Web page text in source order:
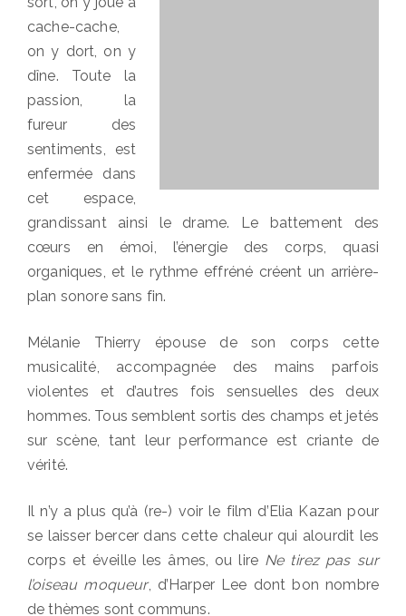
cache-cache,
on y dort, on y
dîne. Toute la
passion, la
fureur des
sentiments, est
enfermée dans
cet espace,
grandissant ainsi le drame. Le battement des
cœurs en émoi, l’énergie des corps, quasi
organiques, et le rythme effréné créent un arrière-
plan sonore sans fin.
Mélanie Thierry épouse de son corps cette
musicalité, accompagnée des mains parfois
violentes et d’autres fois sensuelles des deux
hommes. Tous semblent sortis des champs et jetés
sur scène, tant leur performance est criante de
vérité.
Il n’y a plus qu’à (re-) voir le film d’Elia Kazan pour
se laisser bercer dans cette chaleur qui alourdit les
corps et éveille les âmes, ou lire Ne tirez pas sur
l’oiseau moqueur, d’Harper Lee dont bon nombre
de thèmes sont communs.